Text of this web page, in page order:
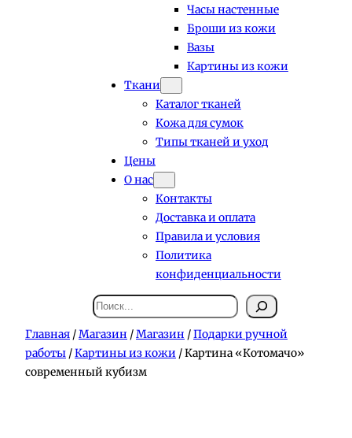
Часы настенные
Броши из кожи
Вазы
Картины из кожи
Ткани
Каталог тканей
Кожа для сумок
Типы тканей и уход
Цены
О нас
Контакты
Доставка и оплата
Правила и условия
Политика
конфиденциальности
Поиск
Главная /Магазин /Магазин /Подарки ручной
работы /Картины из кожи / Картина «Котомачо»
современный кубизм